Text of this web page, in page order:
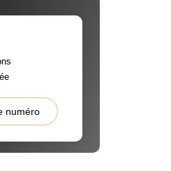
numéro